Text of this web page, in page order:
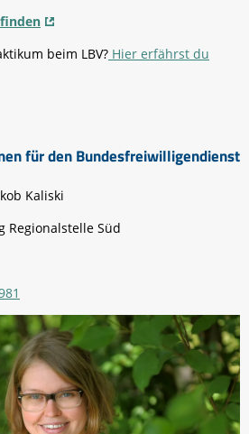
beim LBV? Hier erfährst du
für den Bundesfreiwilligendienst
Kaliski
Regionalstelle Süd